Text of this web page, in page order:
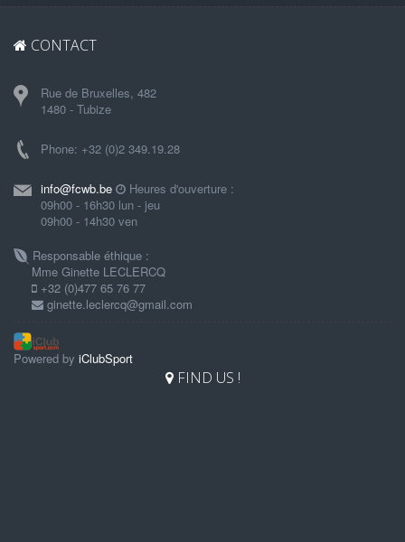
CONTACT
Rue de Bruxelles, 482
1480 - Tubize
Phone: +32 (0)2 349.19.28
info@fcwb.be
Heures d'ouverture :
09h00 - 16h30 lun - jeu
09h00 - 14h30 ven
Responsable éthique :
Mme Ginette LECLERCQ
+32 (0)477 65 76 77
ginette.leclercq@gmail.com
Powered by iClubSport
FIND US !